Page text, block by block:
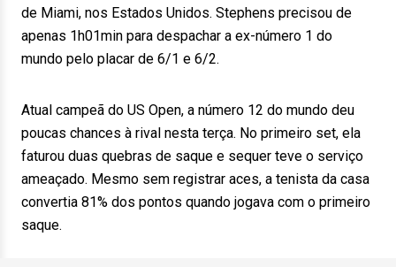
de Miami, nos Estados Unidos. Stephens precisou de
apenas 1h01min para despachar a ex-número 1 do
mundo pelo placar de 6/1 e 6/2.
Atual campeã do US Open, a número 12 do mundo deu
poucas chances à rival nesta terça. No primeiro set, ela
faturou duas quebras de saque e sequer teve o serviço
ameaçado. Mesmo sem registrar aces, a tenista da casa
convertia 81% dos pontos quando jogava com o primeiro
saque.